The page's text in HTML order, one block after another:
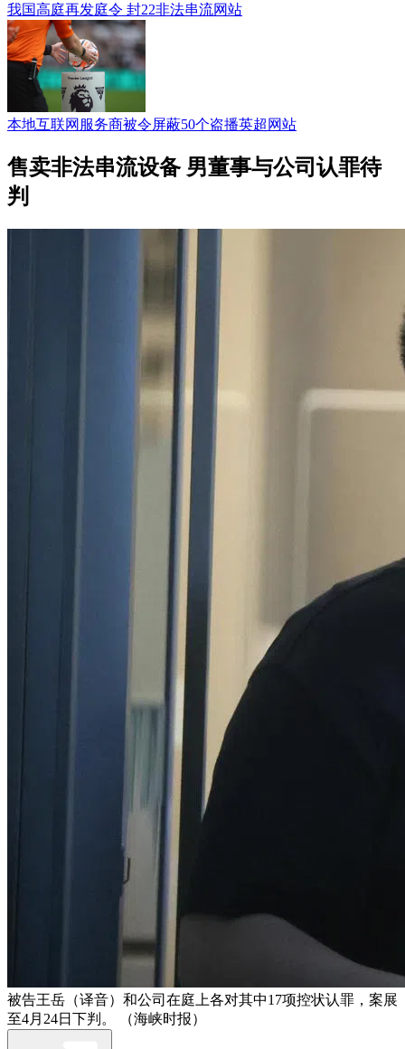
我国高庭再发庭令 封22非法串流网站
本地互联网服务商被令屏蔽50个盗播英超网站
售卖非法串流设备 男董事与公司认罪待
判
被告王岳（译音）和公司在庭上各对其中17项控状认罪，案展
至4月24日下判。 （海峡时报）